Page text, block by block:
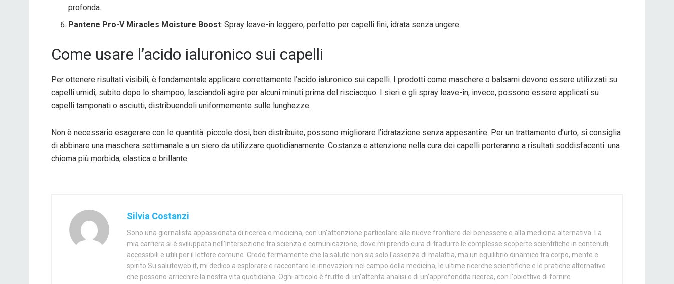
profonda.
Pantene Pro-V Miracles Moisture Boost: Spray leave-in leggero, perfetto per capelli fini, idrata senza ungere.
Come usare l’acido ialuronico sui capelli
Per ottenere risultati visibili, è fondamentale applicare correttamente l’acido ialuronico sui capelli. I prodotti come maschere o balsami devono essere utilizzati su
capelli umidi, subito dopo lo shampoo, lasciandoli agire per alcuni minuti prima del risciacquo. I sieri e gli spray leave-in, invece, possono essere applicati su
capelli tamponati o asciutti, distribuendoli uniformemente sulle lunghezze.
Non è necessario esagerare con le quantità: piccole dosi, ben distribuite, possono migliorare l’idratazione senza appesantire. Per un trattamento d’urto, si consiglia
di abbinare una maschera settimanale a un siero da utilizzare quotidianamente. Costanza e attenzione nella cura dei capelli porteranno a risultati soddisfacenti: una
chioma più morbida, elastica e brillante.
Silvia Costanzi
Sono una giornalista appassionata di ricerca e medicina, con un'attenzione particolare alle nuove frontiere del benessere e alla medicina alternativa. La
mia carriera si è sviluppata nell'intersezione tra scienza e comunicazione, dove mi prendo cura di tradurre le complesse scoperte scientifiche in contenuti
accessibili e utili per il lettore comune. Credo fermamente che la salute non sia solo l'assenza di malattia, ma un equilibrio dinamico tra corpo, mente e
spirito.Su saluteweb.it, mi dedico a esplorare e raccontare le innovazioni nel campo della medicina, le ultime ricerche scientifiche e le pratiche alternative
che possono arricchire la nostra vita quotidiana. Ogni articolo è frutto di un'attenta analisi e di un'approfondita ricerca, con l'obiettivo di fornire